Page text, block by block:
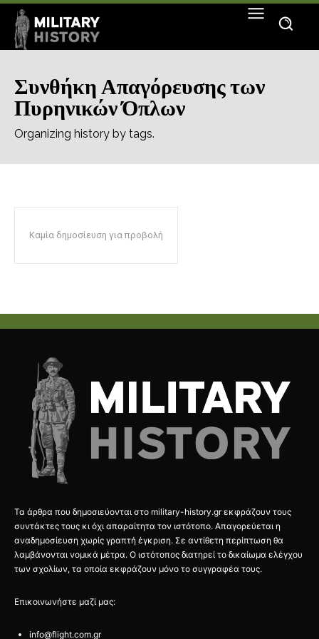
Συνθήκη Απαγόρευσης των
Πυρηνικών Όπλων
Organizing history by tags.
Καμία δημοσίευση για προβολή
Τα άρθρα που δημοσιεύονται στο military-history.gr εκφράζουν τους
συντάκτες τους κι όχι απαραίτητα τον ιστότοπο. Απαγορεύεται η
αναδημοσίευση χωρίς γραπτή έγκριση. Σε αντίθετη περίπτωση θα
λαμβάνονται νομικά μέτρα. Ο ιστότοπος διατηρεί το δικαίωμα ελέγχου
των σχολίων, τα οποία εκφράζουν μόνο το συγγραφέα τους.
Επικοινωνήστε μαζί μας:
info@flight.com.gr